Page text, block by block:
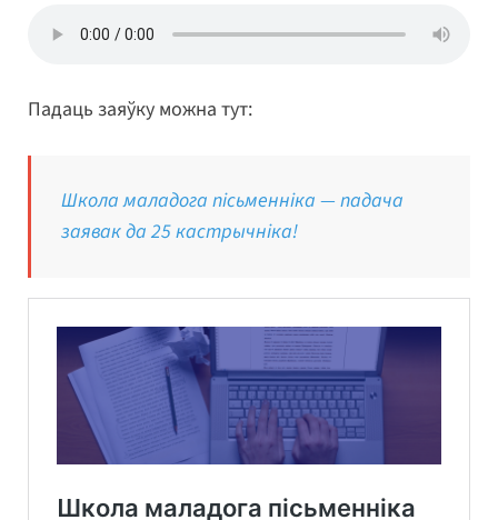
Падаць заяўку можна тут:
Школа маладога пісьменніка — падача
заявак да 25 кастрычніка!